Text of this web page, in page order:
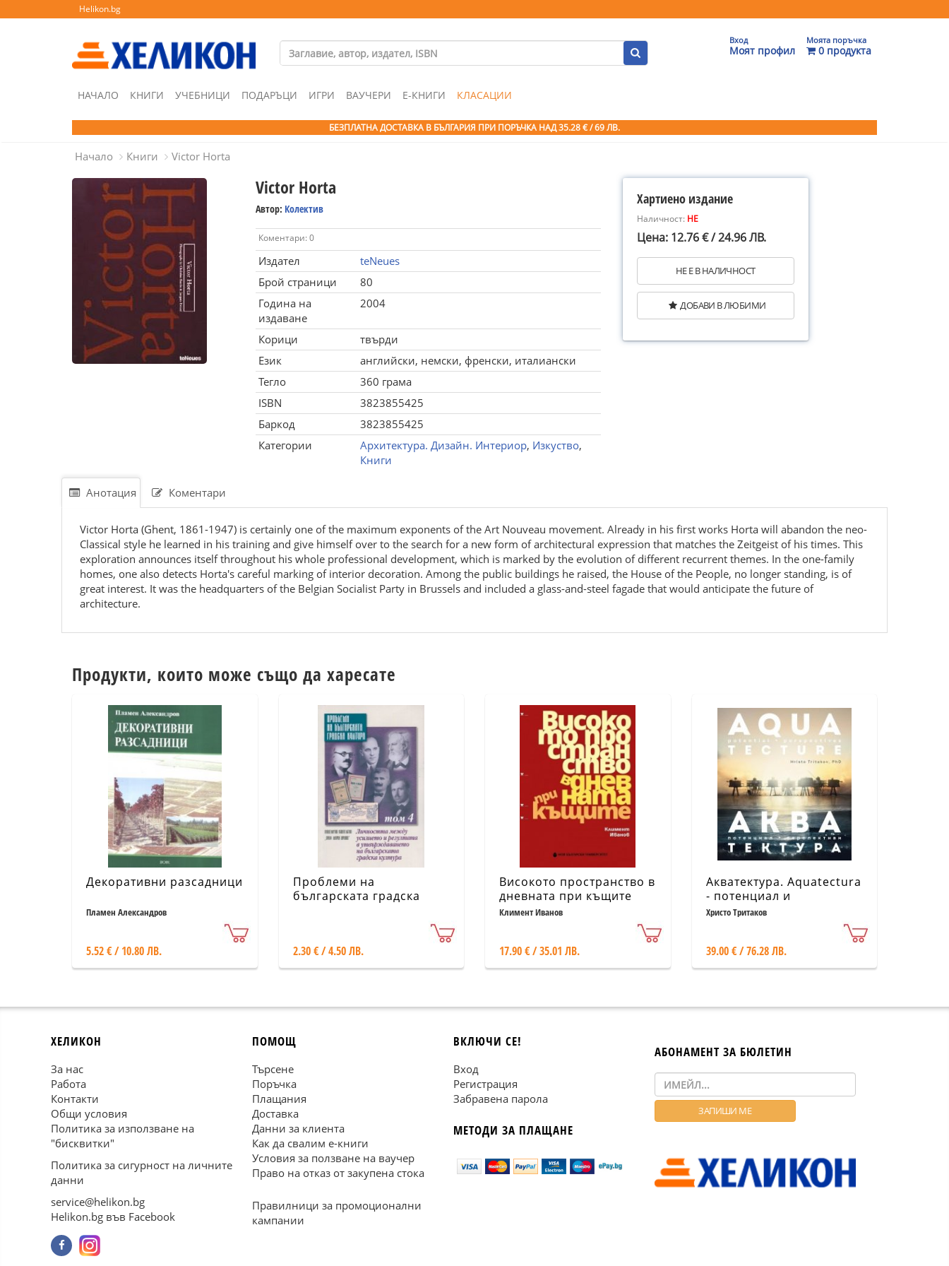
Helikon.bg
Вход
Моят профил
Моята поръчка
0 продукта
НАЧАЛО КНИГИ УЧЕБНИЦИ ПОДАРЪЦИ ИГРИ ВАУЧЕРИ Е-КНИГИ КЛАСАЦИИ
БЕЗПЛАТНА ДОСТАВКА В БЪЛГАРИЯ ПРИ ПОРЪЧКА НАД 35.28 € / 69 ЛВ.
Начало Книги Victor Horta
Victor Horta
Автор: Колектив
Коментари: 0
Издател
teNeues
Брой страници
80
Година на
издаване
2004
Корици
твърди
Език
английски, немски, френски, италиански
Тегло
360 грама
ISBN
3823855425
Баркод
3823855425
Категории
Архитектура. Дизайн. Интериор, Изкуство,
Книги
Хартиено издание
Наличност: НЕ
Цена: 12.76 € / 24.96 ЛВ.
НЕ Е В НАЛИЧНОСТ
ДОБАВИ В ЛЮБИМИ
Анотация Коментари
Victor Horta (Ghent, 1861-1947) is certainly one of the maximum exponents of the Art Nouveau movement. Already in his first works Horta will abandon the neo-
Classical style he learned in his training and give himself over to the search for a new form of architectural expression that matches the Zeitgeist of his times. This
exploration announces itself throughout his whole professional development, which is marked by the evolution of different recurrent themes. In the one-family
homes, one also detects Horta's careful marking of interior decoration. Among the public buildings he raised, the House of the People, no longer standing, is of
great interest. It was the headquarters of the Belgian Socialist Party in Brussels and included a glass-and-steel fagade that would anticipate the future of
architecture.
Продукти, които може също да харесате
Декоративни разсадници
Пламен Александров
5.52 € / 10.80 ЛВ.
Проблеми на
българската градска
утвърждаването на
българската градска
2.30 € / 4.50 ЛВ.
Високото пространство в
дневната при къщите
Климент Иванов
17.90 € / 35.01 ЛВ.
Акватектура. Aquatectura
- потенциал и
перспектива
Христо Тритаков
39.00 € / 76.28 ЛВ.
ХЕЛИКОН
За нас
Работа
Контакти
Общи условия
Политика за използване на
"бисквитки"
Политика за сигурност на личните
данни
service@helikon.bg
Helikon.bg във Facebook
ПОМОЩ
Търсене
Поръчка
Плащания
Доставка
Данни за клиента
Как да свалим е-книги
Условия за ползване на ваучер
Право на отказ от закупена стока
Правилници за промоционални
кампании
ВКЛЮЧИ СЕ!
Вход
Регистрация
Забравена парола
МЕТОДИ ЗА ПЛАЩАНЕ
АБОНАМЕНТ ЗА БЮЛЕТИН